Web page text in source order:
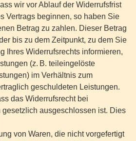
wir vor Ablauf der Widerrufsfrist
Vertrags beginnen, so haben Sie
Betrag zu zahlen. Dieser Betrag
bis zu dem Zeitpunkt, zu dem Sie
Ihres Widerrufsrechts informieren,
(z. B. teileingelöste
im Verhältnis zum
geschuldeten Leistungen.
das Widerrufsrecht bei
gesetzlich ausgeschlossen ist. Dies
von Waren, die nicht vorgefertigt